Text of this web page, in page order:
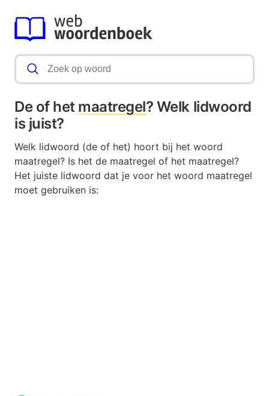
De of het maatregel? Welk lidwoord
is juist?
Welk lidwoord (de of het) hoort bij het woord
maatregel? Is het de maatregel of het maatregel?
Het juiste lidwoord dat je voor het woord maatregel
moet gebruiken is: